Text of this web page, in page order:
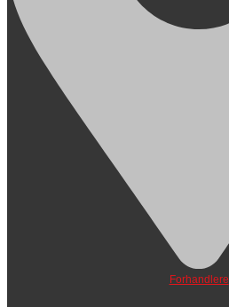
Forhandlere